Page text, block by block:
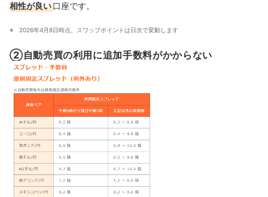
相性が良い口座です。
2026年4月8日時点。スワップポイントは日次で変動します
②自動売買の利用に追加手数料がかからない